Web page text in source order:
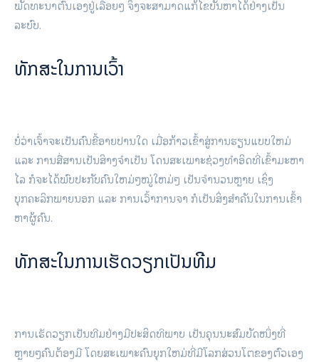
ພັດທະນາຕົນເອງຢູ່ເລື້ອຍໆ ຈຶ່ງຈະສາມາດແກ້ໄຂບັນຫາໄດ້ຢ່າງເປັນ
ລະບົບ.
ທັກສະໃນການເວົ້າ
ບໍ່ວ່າເຈົ້າຈະເປັນຄົນຂີ້ອາຍປານໃດ ເມື່ອກ້າວເຂົ້າສູ່ການຮຽນແບບໃຫມ່
ແລະ ການສື່ສານເປັນສິາງຈຳເປັນ ໂດນສະເພາະຊ່ວງທຳອິດທີ່ເຂົ້າມະຫາ
ໄລ ກໍຈະໄດ້ພົບປະກັບຄົນໃຫມ່ໆໝູ່ໃຫມ່ໆ ເປັນຈຳນວນຫຼາຍ ເຊິ່ງ
ບຸກຄະລິກພາຍນອກ ແລະ ການເວົ້າການຈາ ກໍເປັນສິ່ງສຳຄັນໃນການເຂົ້າ
ຫາຜູ້ຄົນ.
ທັກສະໃນການເຮັດວຽກເປັນທີມ
ການເຮັດວຽກເປັນທີມຢ່າງມີປະສິດທິພາບ ເປັນຄຸນນະສົມບັດໜຶ່ງທີ່
ຫຼາຍໆຄົນຕ້ອງມີ ໂດຍສະເພາະຄົນຍຸກໃຫມ່ທີ່ມີໂລກສ່ວນໂຕຂອງຕົວເອງ